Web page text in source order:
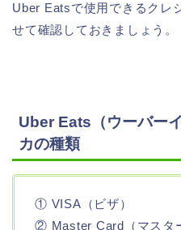
Uber Eatsで使用できるクレ
せて確認しておきましょう。
Uber Eats（ウーバー
カの種類
① VISA（ビザ）
② Master Card（マスタ